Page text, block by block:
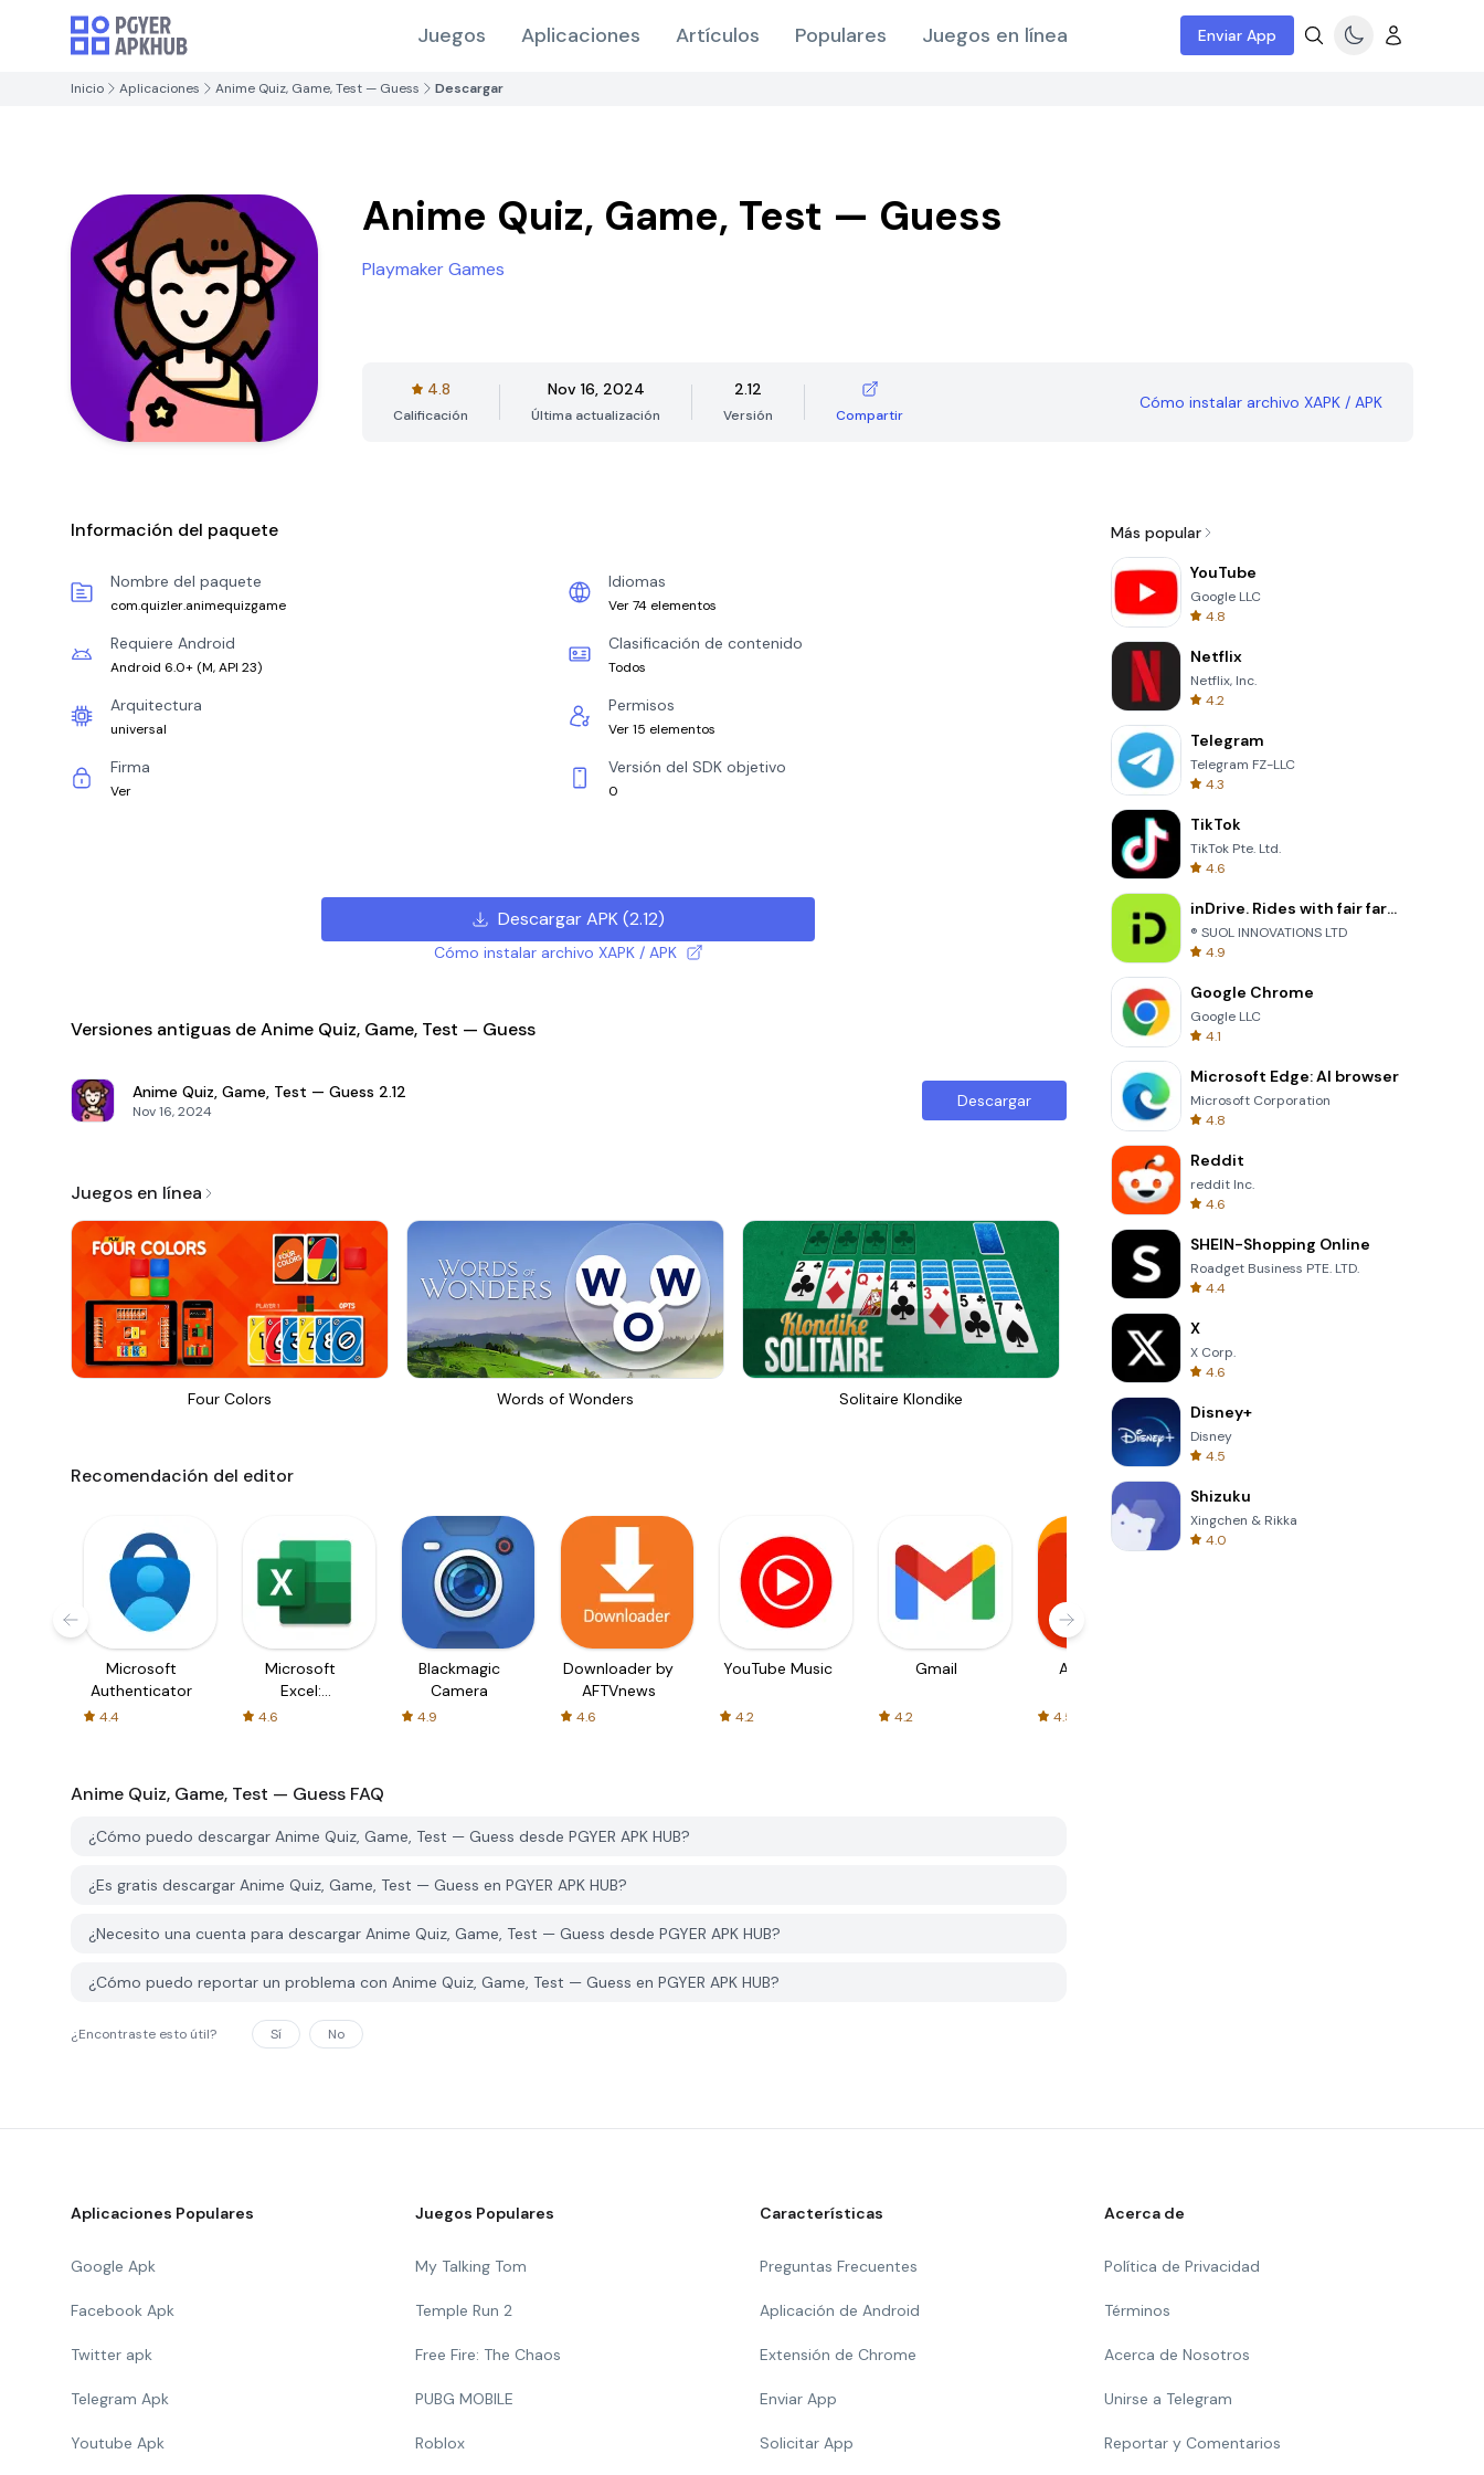
Juegos Aplicaciones Artículos Populares Juegos en línea Enviar App
Inicio Aplicaciones Anime Quiz, Game, Test — Guess Descargar
Anime Quiz, Game, Test — Guess
Playmaker Games
4.8
Calificación
Nov 16, 2024
Última actualización
2.12
Versión Compartir
Cómo instalar archivo XAPK / APK
Información del paquete
Nombre del paquete
com.quizler.animequizgame
Idiomas
Ver 74 elementos
Requiere Android
Android 6.0+ (M, API 23)
Clasificación de contenido
Todos
Arquitectura
universal
Permisos
Ver 15 elementos
Firma
Ver
Versión del SDK objetivo
0
Descargar APK(2.12)
Cómo instalar archivo XAPK / APK
Versiones antiguas de Anime Quiz, Game, Test — Guess
Anime Quiz, Game, Test — Guess 2.12
Nov 16, 2024
Descargar
Juegos en línea
Four Colors Words of Wonders Solitaire Klondike Totemia Cursed Marbels
Recomendación del editor
Microsoft
Authenticator
4.4
Microsoft
Excel:
Spreadsheets
4.6
Blackmagic
Camera
4.9
Downloader by
AFTVnews
4.6
YouTube Music
4.2
Gmail
4.2
AliExpress
4.5
Anime Quiz, Game, Test — Guess FAQ
¿Cómo puedo descargar Anime Quiz, Game, Test — Guess desde PGYER APK HUB?
¿Es gratis descargar Anime Quiz, Game, Test — Guess en PGYER APK HUB?
¿Necesito una cuenta para descargar Anime Quiz, Game, Test — Guess desde PGYER APK HUB?
¿Cómo puedo reportar un problema con Anime Quiz, Game, Test — Guess en PGYER APK HUB?
¿Encontraste esto útil? Sí No
Más popular
YouTube
Google LLC
4.8
Netflix
Netflix, Inc.
4.2
Telegram
Telegram FZ-LLC
4.3
TikTok
TikTok Pte. Ltd.
4.6
inDrive. Rides with fair fares
® SUOL INNOVATIONS LTD
4.9
Google Chrome
Google LLC
4.1
Microsoft Edge: AI browser
Microsoft Corporation
4.8
Reddit
reddit Inc.
4.6
SHEIN-Shopping Online
Roadget Business PTE. LTD.
4.4
X
X Corp.
4.6
Disney+
Disney
4.5
Shizuku
Xingchen & Rikka
4.0
Aplicaciones Populares
Google Apk
Facebook Apk
Twitter apk
Telegram Apk
Youtube Apk
Juegos Populares
My Talking Tom
Temple Run 2
Free Fire: The Chaos
PUBG MOBILE
Roblox
Características
Preguntas Frecuentes
Aplicación de Android
Extensión de Chrome
Enviar App
Solicitar App
Acerca de
Política de Privacidad
Términos
Acerca de Nosotros
Unirse a Telegram
Reportar y Comentarios